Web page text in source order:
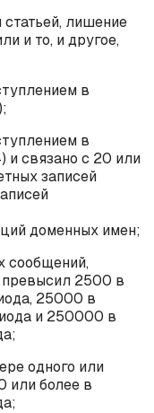
лишение
и то, и другое,
в
в
и связано с 20 или
записей
доменных имен;
сообщений,
превысил 2500 в
25000 в
и 250000 в
одного или
или более в